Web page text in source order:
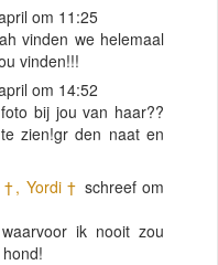
om 11:25
vinden we helemaal
vinden!!!
om 14:52
bij jou van haar??
zien!gr den naat en
†, Yordi † schreef om
ik nooit zou